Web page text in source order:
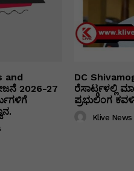
and
2026-27
DC
ರೆಸಾರ್ಟ್ಗಳಲ್ಲಿ
ಪ್ರಭುಲಿಂಗ
Klive News